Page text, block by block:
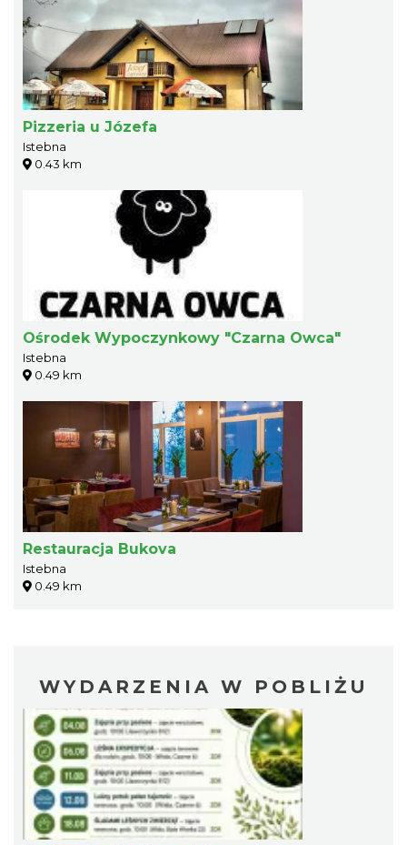
Pizzeria u Józefa
Istebna
0.43 km
Ośrodek Wypoczynkowy "Czarna Owca"
Istebna
0.49 km
Restauracja Bukova
Istebna
0.49 km
WYDARZENIA W POBLIŻU